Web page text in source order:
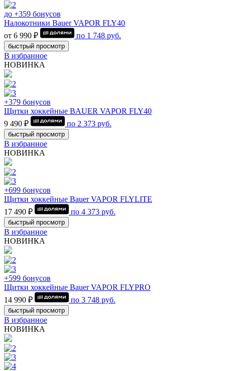
до +359 бонусов
Налокотники Bauer VAPOR FLY40
от 6 990 ₽
по 1 748 руб.
быстрый просмотр
В избранное
НОВИНКА
+379 бонусов
Щитки хоккейные BAUER VAPOR FLY40
9 490 ₽
по 2 373 руб.
быстрый просмотр
В избранное
НОВИНКА
+699 бонусов
Щитки хоккейные Bauer VAPOR FLYLITE
17 490 ₽
по 4 373 руб.
быстрый просмотр
В избранное
НОВИНКА
+599 бонусов
Щитки хоккейные Bauer VAPOR FLYPRO
14 990 ₽
по 3 748 руб.
быстрый просмотр
В избранное
НОВИНКА